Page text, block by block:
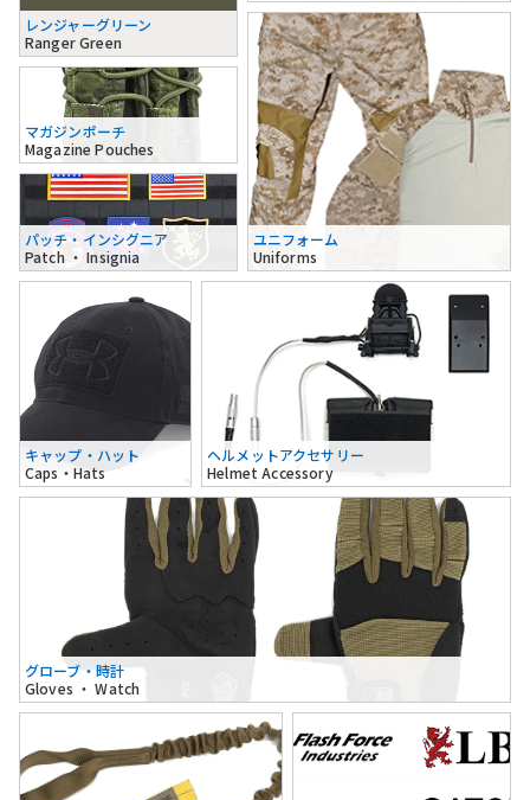
レンジャーグリーン
Ranger Green
マガジンポーチ
Magazine Pouches
パッチ・インシグニア
Patch ・ Insignia
ユニフォーム
Uniforms
キャップ・ハット
Caps・Hats
ヘルメットアクセサリー
Helmet Accessory
グローブ・時計
Gloves ・ Watch